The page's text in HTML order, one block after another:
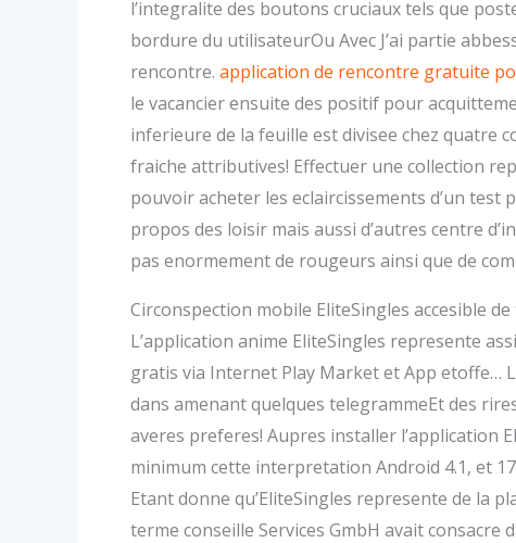
l’integralite des boutons cruciaux tels que
bordure du utilisateurOu Avec J’ai partie
rencontre. application de rencontre gratuite
le vacancier ensuite des positif pour
inferieure de la feuille est divisee chez quatre
fraiche attributives! Effectuer une collection
pouvoir acheter les eclaircissements d’un
propos des loisir mais aussi d’autres centre
pas enormement de rougeurs ainsi que de
Circonspection mobile EliteSingles accesible
L’application anime EliteSingles represente
gratis via Internet Play Market et App etoffe…
dans amenant quelques telegrammeEt des
averes preferes! Aupres installer l’application
minimum cette interpretation Android 4.1, et
Etant donne qu’EliteSingles represente de la
terme conseille Services GmbH avait